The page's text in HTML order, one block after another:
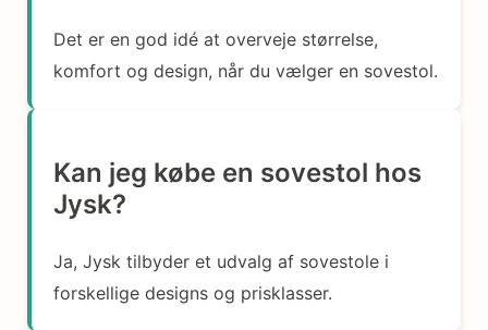
Det er en god idé at overveje størrelse,
komfort og design, når du vælger en sovestol.
Kan jeg købe en sovestol hos
Jysk?
Ja, Jysk tilbyder et udvalg af sovestole i
forskellige designs og prisklasser.